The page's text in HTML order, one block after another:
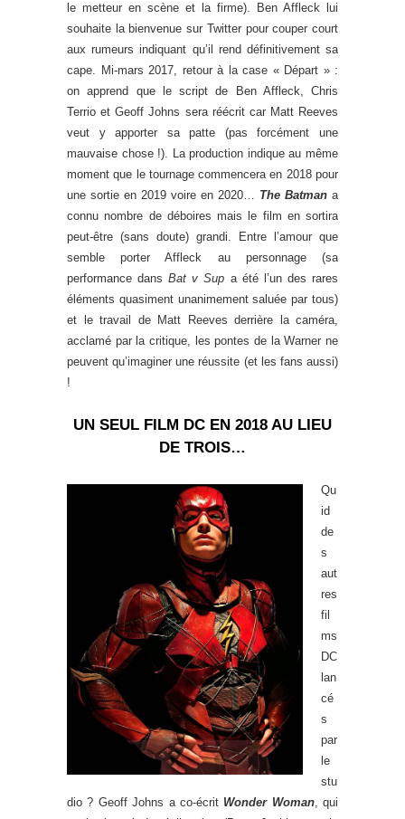
le metteur en scène et la firme). Ben Affleck lui
souhaite la bienvenue sur Twitter pour couper court
aux rumeurs indiquant qu’il rend définitivement sa
cape. Mi-mars 2017, retour à la case « Départ » :
on apprend que le script de Ben Affleck, Chris
Terrio et Geoff Johns sera réécrit car Matt Reeves
veut y apporter sa patte (pas forcément une
mauvaise chose !). La production indique au même
moment que le tournage commencera en 2018 pour
une sortie en 2019 voire en 2020… The Batman a
connu nombre de déboires mais le film en sortira
peut-être (sans doute) grandi. Entre l’amour que
semble porter Affleck au personnage (sa
performance dansBat v Sup a été l’un des rares
éléments quasiment unanimement saluée par tous)
et le travail de Matt Reeves derrière la caméra,
acclamé par la critique, les pontes de la Warner ne
peuvent qu’imaginer une réussite (et les fans aussi)
!
UN SEUL FILM DC EN 2018 AU LIEU
DE TROIS…
Qu
id
de
s
aut
res
fil
ms
DC
lan
cé
s
par
le
stu
dio ? Geoff Johns a co-écrit Wonder Woman, qui